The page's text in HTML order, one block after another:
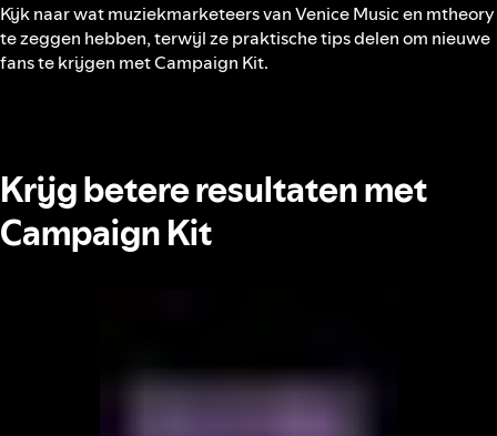
Kijk naar wat muziekmarketeers van Venice Music en mtheory
te zeggen hebben, terwijl ze praktische tips delen om nieuwe
fans te krijgen met Campaign Kit.
Krijg betere resultaten met
Campaign Kit